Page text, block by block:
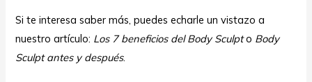
Si te interesa saber más, puedes echarle un vistazo a
nuestro artículo: Los 7 beneficios del Body Sculpto Body
Sculpt antes y después.